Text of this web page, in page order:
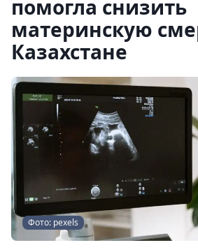
помогла снизить
материнскую
Казахстане
Фото: pexels